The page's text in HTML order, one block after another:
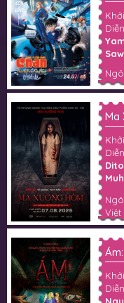
Ma
Việt